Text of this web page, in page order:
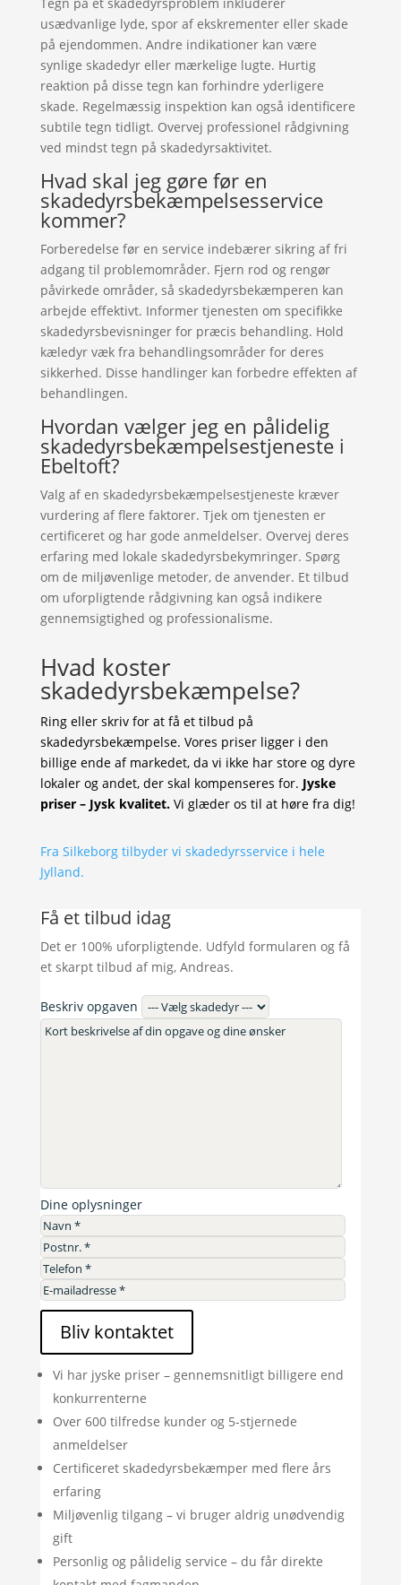
usædvanlige lyde, spor af ekskrementer eller skade
på ejendommen. Andre indikationer kan være
synlige skadedyr eller mærkelige lugte. Hurtig
reaktion på disse tegn kan forhindre yderligere
skade. Regelmæssig inspektion kan også identificere
subtile tegn tidligt. Overvej professionel rådgivning
ved mindst tegn på skadedyrsaktivitet.
Hvad skal jeg gøre før en
skadedyrsbekæmpelsesservice
kommer?
Forberedelse før en service indebærer sikring af fri
adgang til problemområder. Fjern rod og rengør
påvirkede områder, så skadedyrsbekæmperen kan
arbejde effektivt. Informer tjenesten om specifikke
skadedyrsbevisninger for præcis behandling. Hold
kæledyr væk fra behandlingsområder for deres
sikkerhed. Disse handlinger kan forbedre effekten af
behandlingen.
Hvordan vælger jeg en pålidelig
skadedyrsbekæmpelsestjeneste i
Ebeltoft?
Valg af en skadedyrsbekæmpelsestjeneste kræver
vurdering af flere faktorer. Tjek om tjenesten er
certificeret og har gode anmeldelser. Overvej deres
erfaring med lokale skadedyrsbekymringer. Spørg
om de miljøvenlige metoder, de anvender. Et tilbud
om uforpligtende rådgivning kan også indikere
gennemsigtighed og professionalisme.
Hvad koster
skadedyrsbekæmpelse?
Ring eller skriv for at få et tilbud på
skadedyrsbekæmpelse. Vores priser ligger i den
billige ende af markedet, da vi ikke har store og dyre
lokaler og andet, der skal kompenseres for. Jyske
priser – Jysk kvalitet.Vi glæder os til at høre fra dig!
Fra Silkeborg tilbyder vi skadedyrsservice i hele
Jylland.
Få et tilbud idag
Det er 100% uforpligtende. Udfyld formularen og få
et skarpt tilbud af mig, Andreas.
Beskriv opgaven
Dine oplysninger
Bliv kontaktet
Vi har jyske priser – gennemsnitligt billigere end
konkurrenterne
Over 600 tilfredse kunder og 5-stjernede
anmeldelser
Certificeret skadedyrsbekæmper med flere års
erfaring
Miljøvenlig tilgang – vi bruger aldrig unødvendig
gift
Personlig og pålidelig service – du får direkte